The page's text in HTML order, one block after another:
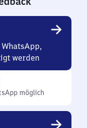
werden
möglich